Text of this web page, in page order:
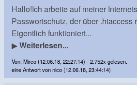
Hallo!Ich arbeite auf meiner
Passwortschutz, der über .htaccess
Eigentlich funktioniert...
▶Weiterlesen...
Von: Mirco (12.06.18, 22:27:14) - 2.752x gelesen.
eine Antwort von nico (12.06.18, 23:44:14)